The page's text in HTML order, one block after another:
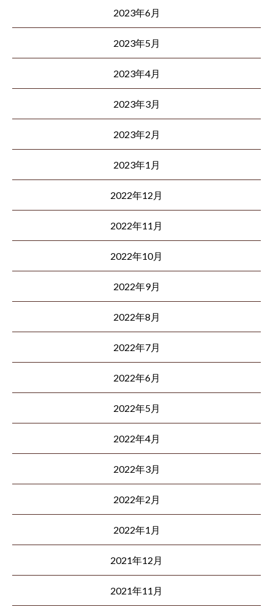
2023年6月
2023年5月
2023年4月
2023年3月
2023年2月
2023年1月
2022年12月
2022年11月
2022年10月
2022年9月
2022年8月
2022年7月
2022年6月
2022年5月
2022年4月
2022年3月
2022年2月
2022年1月
2021年12月
2021年11月